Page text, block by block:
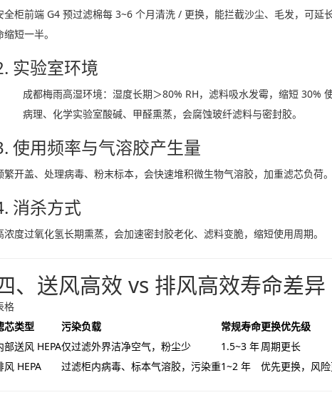
全柜前端 G4 预过滤棉每 3~6 个月清洗 / 更换，能拦截沙尘、毛发，可延
缩短一半。
实验室环境
成都梅雨高湿环境：湿度长期＞80% RH，滤料吸水发霉，缩短 30% 使
病理、化学实验室酸碱、甲醛熏蒸，会腐蚀玻纤滤料与密封胶。
使用频率与气溶胶产生量
繁开盖、处理病毒、粉末标本，会快速堆积微生物气溶胶，加重滤芯负荷。
消杀方式
浓度过氧化氢长期熏蒸，会加速密封胶老化、滤料变脆，缩短使用周期。
、送风高效 vs 排风高效寿命差异
格
芯类型
污染负载 常规寿命更换优先级
部送风 HEPA仅过滤外界洁净空气，粉尘少 1.5~3 年周期更长
风 HEPA
过滤柜内病毒、标本气溶胶，污染重1~2 年 优先更换，风